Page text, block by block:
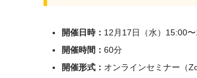
開催日時： 12月17日（水）15:00
開催時間： 60分
開催形式： オンラインセミナー（